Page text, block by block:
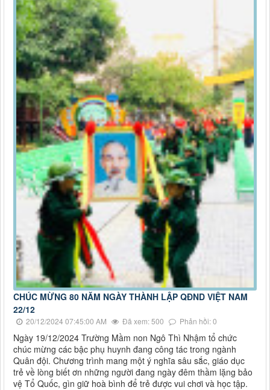
CHÚC MỪNG 80 NĂM NGÀY THÀNH LẬP QĐND VIỆT NAM
22/12
20/12/2024 07:45:00 AM Đã xem: 500 Phản hồi: 0
Ngày 19/12/2024 Trường Mầm non Ngô Thì Nhậm tổ chức
chúc mừng các bậc phụ huynh đang công tác trong ngành
Quân đội. Chương trình mang một ý nghĩa sâu sắc, giáo dục
trẻ về lòng biết ơn những người đang ngày đêm thầm lặng bảo
vệ Tổ Quốc, gìn giữ hoà bình để trẻ được vui chơi và học tập.